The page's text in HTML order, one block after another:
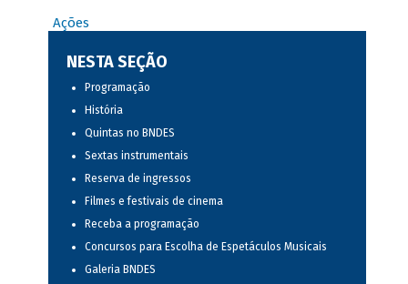
Ações
NESTA SEÇÃO
Programação
História
Quintas no BNDES
Sextas instrumentais
Reserva de ingressos
Filmes e festivais de cinema
Receba a programação
Concursos para Escolha de Espetáculos Musicais
Galeria BNDES